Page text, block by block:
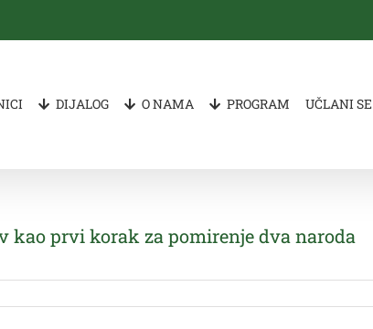
DIJALOG O NAMA PROGRAM UČLANI SE
kao prvi korak za pomirenje dva naroda